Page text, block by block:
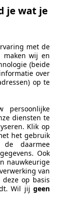
01/2017
Nieuw
Ja
Ja
104 kW
1.364 cm³
6
je wat je
met de
maken wij en
(beide
over
op te
diensten te
Klik op
het gebruik
de daarmee
Ook
nauwkeurige
van
deze op basis
Wil jij geen